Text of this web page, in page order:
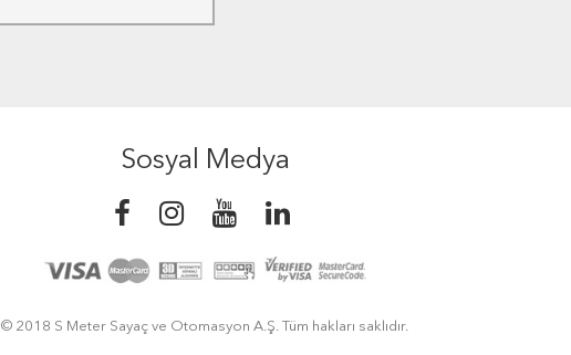
Sosyal Medya
© 2018 S Meter Sayaç ve Otomasyon A.Ş. Tüm hakları saklıdır.